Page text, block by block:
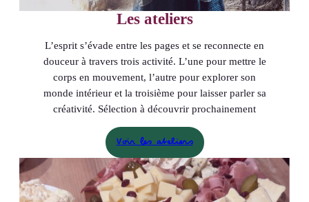
Les ateliers
L’esprit s’évade entre les pages et se reconnecte en
douceur à travers trois activité. L’une pour mettre le
corps en mouvement, l’autre pour explorer son
monde intérieur et la troisième pour laisser parler sa
créativité. Sélection à découvrir prochainement
Voir les ateliers